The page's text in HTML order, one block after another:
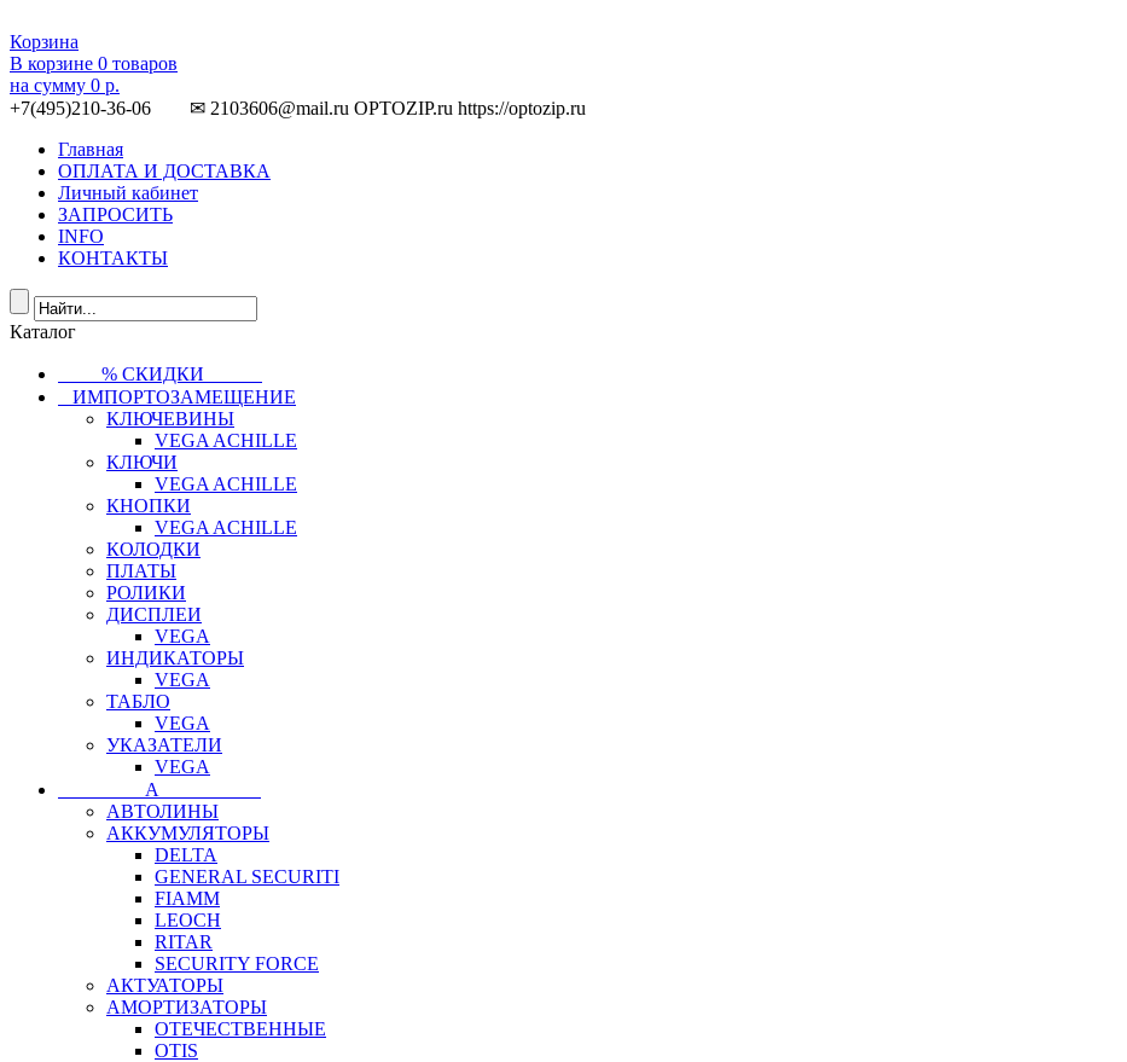
Корзина
В корзине 0 товаров
на сумму 0 р.
+7(495)210-36-06 ✉ 2103606@mail.ru OPTOZIP.ru https://optozip.ru
Главная
ОПЛАТА И ДОСТАВКА
Личный кабинет
ЗАПРОСИТЬ
INFO
КОНТАКТЫ
Каталог
⠀⠀⠀% СКИДКИ⠀⠀⠀⠀
⠀ИМПОРТОЗАМЕЩЕНИЕ
КЛЮЧЕВИНЫ
VEGA ACHILLE
КЛЮЧИ
VEGA ACHILLE
КНОПКИ
VEGA ACHILLE
КОЛОДКИ
ПЛАТЫ
РОЛИКИ
ДИСПЛЕИ
VEGA
ИНДИКАТОРЫ
VEGA
ТАБЛО
VEGA
УКАЗАТЕЛИ
VEGA
⠀⠀⠀⠀⠀⠀А⠀⠀⠀⠀⠀⠀⠀
АВТОЛИНЫ
АККУМУЛЯТОРЫ
DELTA
GENERAL SECURITI
FIAMM
LEOCH
RITAR
SECURITY FORCE
АКТУАТОРЫ
АМОРТИЗАТОРЫ
ОТЕЧЕСТВЕННЫЕ
OTIS